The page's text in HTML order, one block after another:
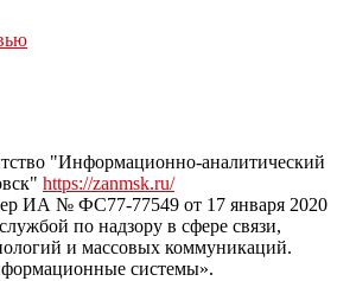
дня в Тульской области на сайте
"Информационно-аналитический
https://zanmsk.ru/
ИА № ФС77-77549 от 17 января 2020
по надзору в сфере связи,
и массовых коммуникаций.
системы».